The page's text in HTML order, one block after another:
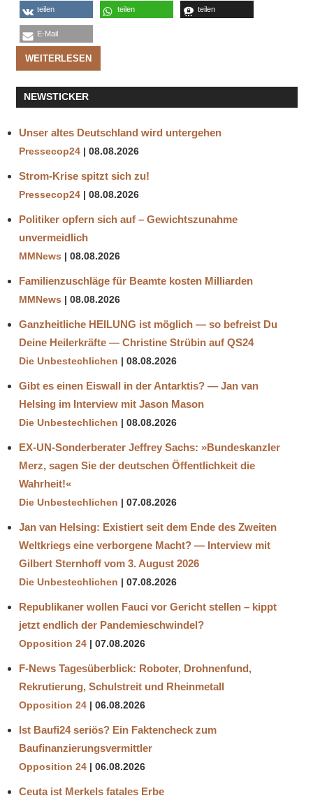
teilen teilen teilen
E-Mail
WEITERLESEN
NEWSTICKER
Unser altes Deutschland wird untergehen
Pressecop24 08.08.2026
Strom-Krise spitzt sich zu!
Pressecop24 08.08.2026
Politiker opfern sich auf – Gewichtszunahme
unvermeidlich
MMNews 08.08.2026
Familienzuschläge für Beamte kosten Milliarden
MMNews 08.08.2026
Ganzheitliche HEILUNG ist möglich — so befreist Du
Deine Heilerkräfte — Christine Strübin auf QS24
Die Unbestechlichen 08.08.2026
Gibt es einen Eiswall in der Antarktis? — Jan van
Helsing im Interview mit Jason Mason
Die Unbestechlichen 08.08.2026
EX-UN-Sonderberater Jeffrey Sachs: »Bundeskanzler
Merz, sagen Sie der deutschen Öffentlichkeit die
Wahrheit!«
Die Unbestechlichen 07.08.2026
Jan van Helsing: Existiert seit dem Ende des Zweiten
Weltkriegs eine verborgene Macht? — Interview mit
Gilbert Sternhoff vom 3. August 2026
Die Unbestechlichen 07.08.2026
Republikaner wollen Fauci vor Gericht stellen – kippt
jetzt endlich der Pandemieschwindel?
Opposition 24 07.08.2026
F-News Tagesüberblick: Roboter, Drohnenfund,
Rekrutierung, Schulstreit und Rheinmetall
Opposition 24 06.08.2026
Ist Baufi24 seriös? Ein Faktencheck zum
Baufinanzierungsvermittler
Opposition 24 06.08.2026
Ceuta ist Merkels fatales Erbe